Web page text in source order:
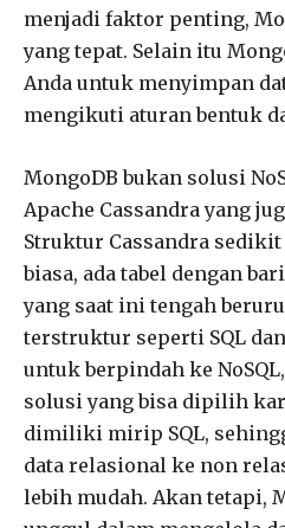
menjadi faktor penting,
yang tepat. Selain itu
Anda untuk menyimpan
mengikuti aturan bentuk
MongoDB bukan solusi
Apache Cassandra yang
Struktur Cassandra
biasa, ada tabel dengan
yang saat ini tengah
terstruktur seperti SQL
untuk berpindah ke
solusi yang bisa dipilih
dimiliki mirip SQL,
data relasional ke non
lebih mudah. Akan tetapi,